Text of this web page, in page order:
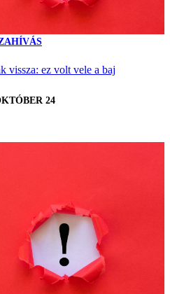
vissza: ez volt vele a baj
24